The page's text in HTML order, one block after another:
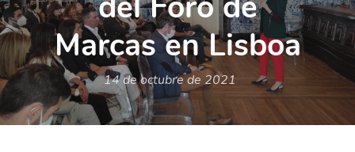
Marcas en Lisboa
14 de octubre de 2021